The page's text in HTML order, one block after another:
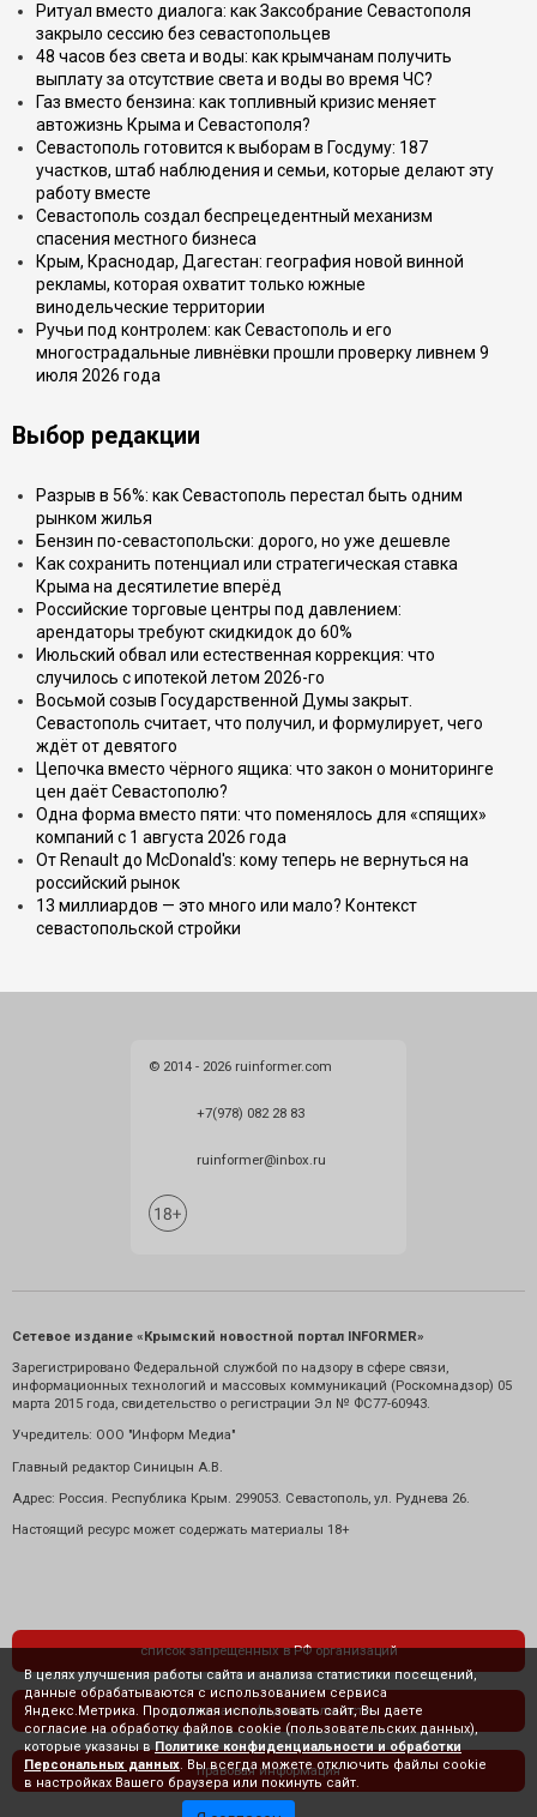
Ритуал вместо диалога: как Заксобрание Севастополя
закрыло сессию без севастопольцев
48 часов без света и воды: как крымчанам получить
выплату за отсутствие света и воды во время ЧС?
Газ вместо бензина: как топливный кризис меняет
автожизнь Крыма и Севастополя?
Севастополь готовится к выборам в Госдуму: 187
участков, штаб наблюдения и семьи, которые делают эту
работу вместе
Севастополь создал беспрецедентный механизм
спасения местного бизнеса
Крым, Краснодар, Дагестан: география новой винной
рекламы, которая охватит только южные
винодельческие территории
Ручьи под контролем: как Севастополь и его
многострадальные ливнёвки прошли проверку ливнем 9
июля 2026 года
Выбор редакции
Разрыв в 56%: как Севастополь перестал быть одним
рынком жилья
Бензин по-севастопольски: дорого, но уже дешевле
Как сохранить потенциал или стратегическая ставка
Крыма на десятилетие вперёд
Российские торговые центры под давлением:
арендаторы требуют скидкидок до 60%
Июльский обвал или естественная коррекция: что
случилось с ипотекой летом 2026-го
Восьмой созыв Государственной Думы закрыт.
Севастополь считает, что получил, и формулирует, чего
ждёт от девятого
Цепочка вместо чёрного ящика: что закон о мониторинге
цен даёт Севастополю?
Одна форма вместо пяти: что поменялось для «спящих»
компаний с 1 августа 2026 года
От Renault до McDonald's: кому теперь не вернуться на
российский рынок
13 миллиардов — это много или мало? Контекст
севастопольской стройки
© 2014 - 2026 ruinformer.com
+7(978) 082 28 83
ruinformer@inbox.ru
Сетевое издание «Крымский новостной портал INFORMER»
Зарегистрировано Федеральной службой по надзору в сфере связи,
информационных технологий и массовых коммуникаций (Роскомнадзор) 05
марта 2015 года, свидетельство о регистрации Эл № ФС77-60943.
Учредитель: ООО "Информ Медиа"
Главный редактор Синицын А.В.
Адрес: Россия. Республика Крым. 299053. Севастополь, ул. Руднева 26.
Настоящий ресурс может содержать материалы 18+
список запрещенных в РФ организаций
политика конфиденциальности
правовая информация
В целях улучшения работы сайта и анализа статистики посещений,
данные обрабатываются с использованием сервиса
Яндекс.Метрика. Продолжая использовать сайт, Вы даете
согласие на обработку файлов cookie (пользовательских данных),
которые указаны в Политике конфиденциальности и обработки
Персональных данных . Вы всегда можете отключить файлы cookie
в настройках Вашего браузера или покинуть сайт.